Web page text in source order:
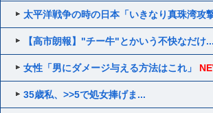
太平洋戦争の時の日本「いきなり真珠湾攻
【高市朗報】"チー牛"とかいう不快なだけ...
女性「男にダメージ与える方法はこれ」
35歳私、>>5で処女捧げま...